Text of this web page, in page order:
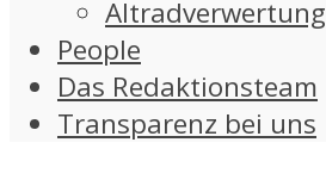
Altradverwertung
People
Das Redaktionsteam
Transparenz bei uns